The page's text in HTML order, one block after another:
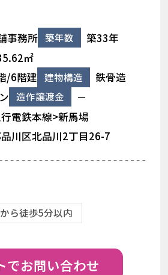
事務所 築年数 築33年
㎡
/6階建 建物構造 鉄骨造
造作譲渡金 －
電鉄本線>新馬場
川区北品川2丁目26-7
ら徒歩5分以内
でお問い合わせ